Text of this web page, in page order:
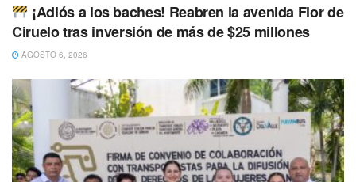
¡Adiós a los baches! Reabren la avenida Flor de
Ciruelo tras inversión de más de $25 millones
AGOSTO 6, 2026